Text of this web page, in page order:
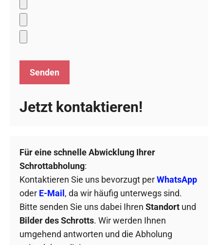
Jetzt kontaktieren!
Für eine schnelle Abwicklung Ihrer
Schrottabholung:
Kontaktieren Sie uns bevorzugt perWhatsApp
oder E-Mail , da wir häufig unterwegs sind.
Bitte senden Sie uns dabei Ihren Standort und
Bilder des Schrotts. Wir werden Ihnen
umgehend antworten und die Abholung